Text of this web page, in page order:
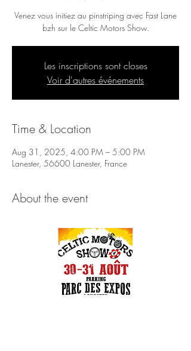
Venez vous initiez au pinstriping avec Fast Lane
bzh sur le Celtic Motors Show.
Les inscriptions sont closes
Voir d'autres événements
Time & Location
Aug 31, 2025, 4:00 PM – 5:00 PM
Lanester, 56600 Lanester, France
About the event